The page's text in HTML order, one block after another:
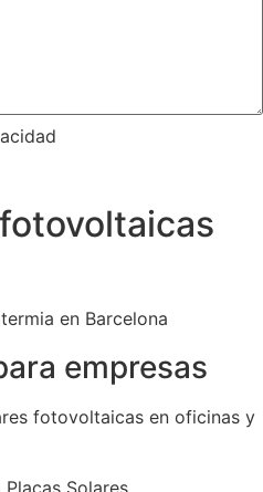
empresas
fotovoltaicas en oficinas y